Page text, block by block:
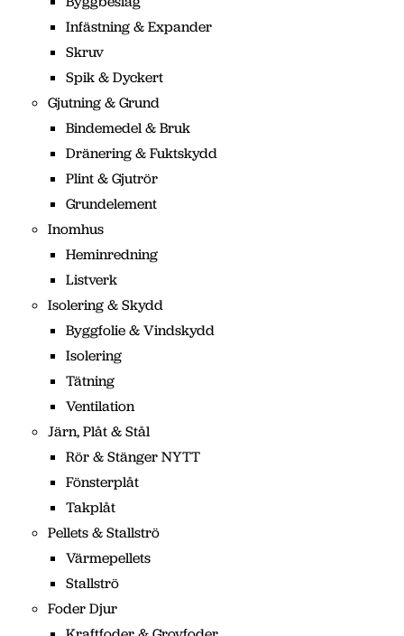
Infästning & Expander
Skruv
Spik & Dyckert
Gjutning & Grund
Bindemedel & Bruk
Dränering & Fuktskydd
Plint & Gjutrör
Grundelement
Inomhus
Heminredning
Listverk
Isolering & Skydd
Byggfolie & Vindskydd
Isolering
Tätning
Ventilation
Järn, Plåt & Stål
Rör & Stänger NYTT
Fönsterplåt
Takplåt
Pellets & Stallströ
Värmepellets
Stallströ
Foder Djur